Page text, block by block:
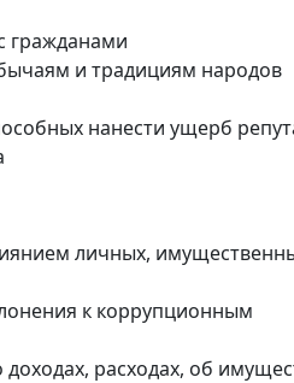
гражданами
и традициям народов
нанести ущерб
личных,
к коррупционным
расходах, об